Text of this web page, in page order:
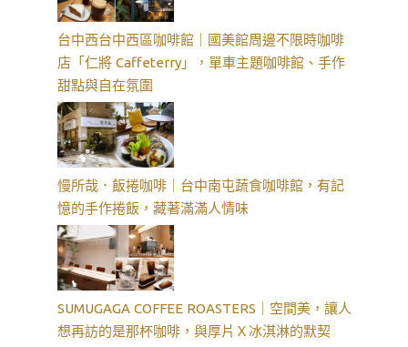
台中西台中西區咖啡館｜國美館周邊不限時咖啡
店「仁將 Caffeterry」，單車主題咖啡館、手作
甜點與自在氛圍
慢所哉．飯捲咖啡｜台中南屯蔬食咖啡館，有記
憶的手作捲飯，藏著滿滿人情味
SUMUGAGA COFFEE ROASTERS｜空間美，讓人
想再訪的是那杯咖啡，與厚片Ｘ冰淇淋的默契